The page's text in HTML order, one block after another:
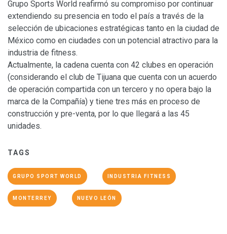
Grupo Sports World reafirmó su compromiso por continuar
extendiendo su presencia en todo el país a través de la
selección de ubicaciones estratégicas tanto en la ciudad de
México como en ciudades con un potencial atractivo para la
industria de fitness.
Actualmente, la cadena cuenta con 42 clubes en operación
(considerando el club de Tijuana que cuenta con un acuerdo
de operación compartida con un tercero y no opera bajo la
marca de la Compañía) y tiene tres más en proceso de
construcción y pre-venta, por lo que llegará a las 45
unidades.
TAGS
GRUPO SPORT WORLD INDUSTRIA FITNESS
MONTERREY NUEVO LEÓN